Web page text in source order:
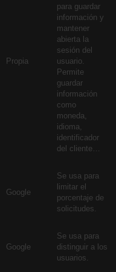
Propia
para guardar
información y
mantener
abierta la
sesión del
usuario.
Permite
guardar
información
como
moneda,
idioma,
identificador
del cliente…
Google
Se usa para
limitar el
porcentaje de
solicitudes.
Google
Se usa para
distinguir a los
usuarios.